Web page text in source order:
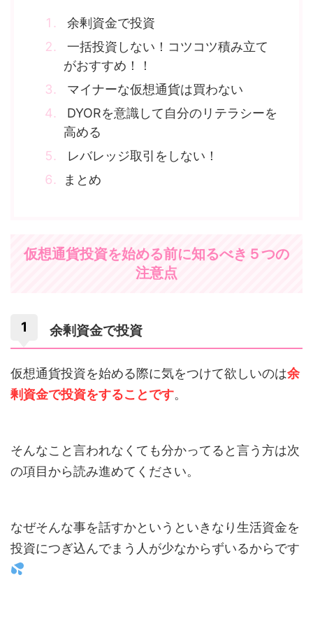
余剰資金で投資
一括投資しない！コツコツ積み立て
がおすすめ！！
マイナーな仮想通貨は買わない
DYORを意識して自分のリテラシーを
高める
レバレッジ取引をしない！
まとめ
仮想通貨投資を始める前に知るべき５つの
注意点
余剰資金で投資
仮想通貨投資を始める際に気をつけて欲しいのは余
剰資金で投資をすることです。
そんなこと言われなくても分かってると言う方は次
の項目から読み進めてください。
なぜそんな事を話すかというといきなり生活資金を
投資につぎ込んでまう人が少なからずいるからです